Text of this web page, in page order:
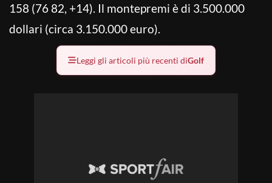
158 (76 82, +14). Il montepremi è di 3.500.000
dollari (circa 3.150.000 euro).
Leggi gli articoli più recenti diGolf